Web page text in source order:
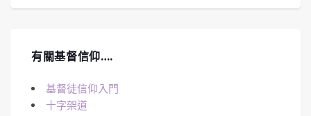
有關基督信仰….
基督徒信仰入門
十字架道